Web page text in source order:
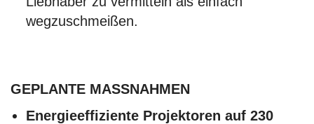
wegzuschmeißen.
GEPLANTE MASSNAHMEN
Energieeffiziente Projektoren auf 230